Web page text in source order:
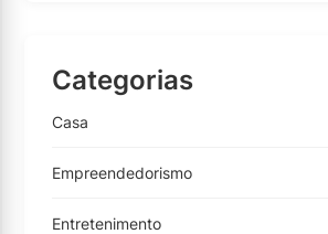
Categorias
Casa
Empreendedorismo
Entretenimento